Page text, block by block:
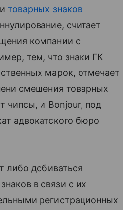
товарных знаков
считает
компании с
тем, что знаки ГК
марок, отмечает
смешения товарных
чипсы, и Bonjour, под
адвокатского бюро
либо добиваться
в связи с их
регистрационных